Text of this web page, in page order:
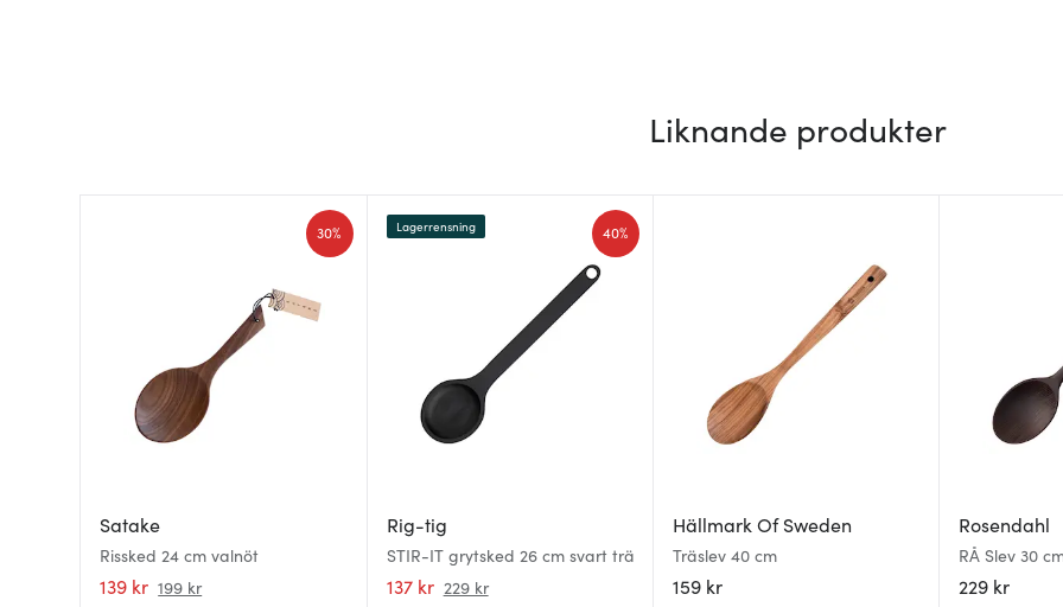
Liknande produkter
Satake
Rissked 24 cm valnöt
139 kr 199 kr
30%
Rig-tig
STIR-IT grytsked 26 cm svart trä
137 kr 229 kr
40%
Lagerrensning
Hällmark Of Sweden
Träslev 40 cm
159 kr
Rosendahl
RÅ Slev 30
229 kr